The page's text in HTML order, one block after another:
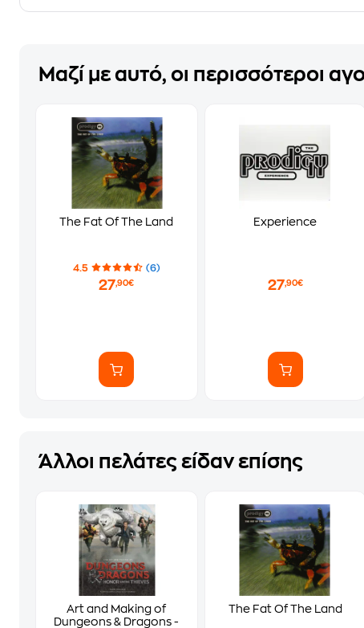
Μαζί με αυτό, οι περισσότεροι
The Fat Of The Land
4.5 (6)
27,90€
Experience
27,90€
Άλλοι πελάτες είδαν επίσης
Art and Making of
Dungeons & Dragons -
The Fat Of The Land